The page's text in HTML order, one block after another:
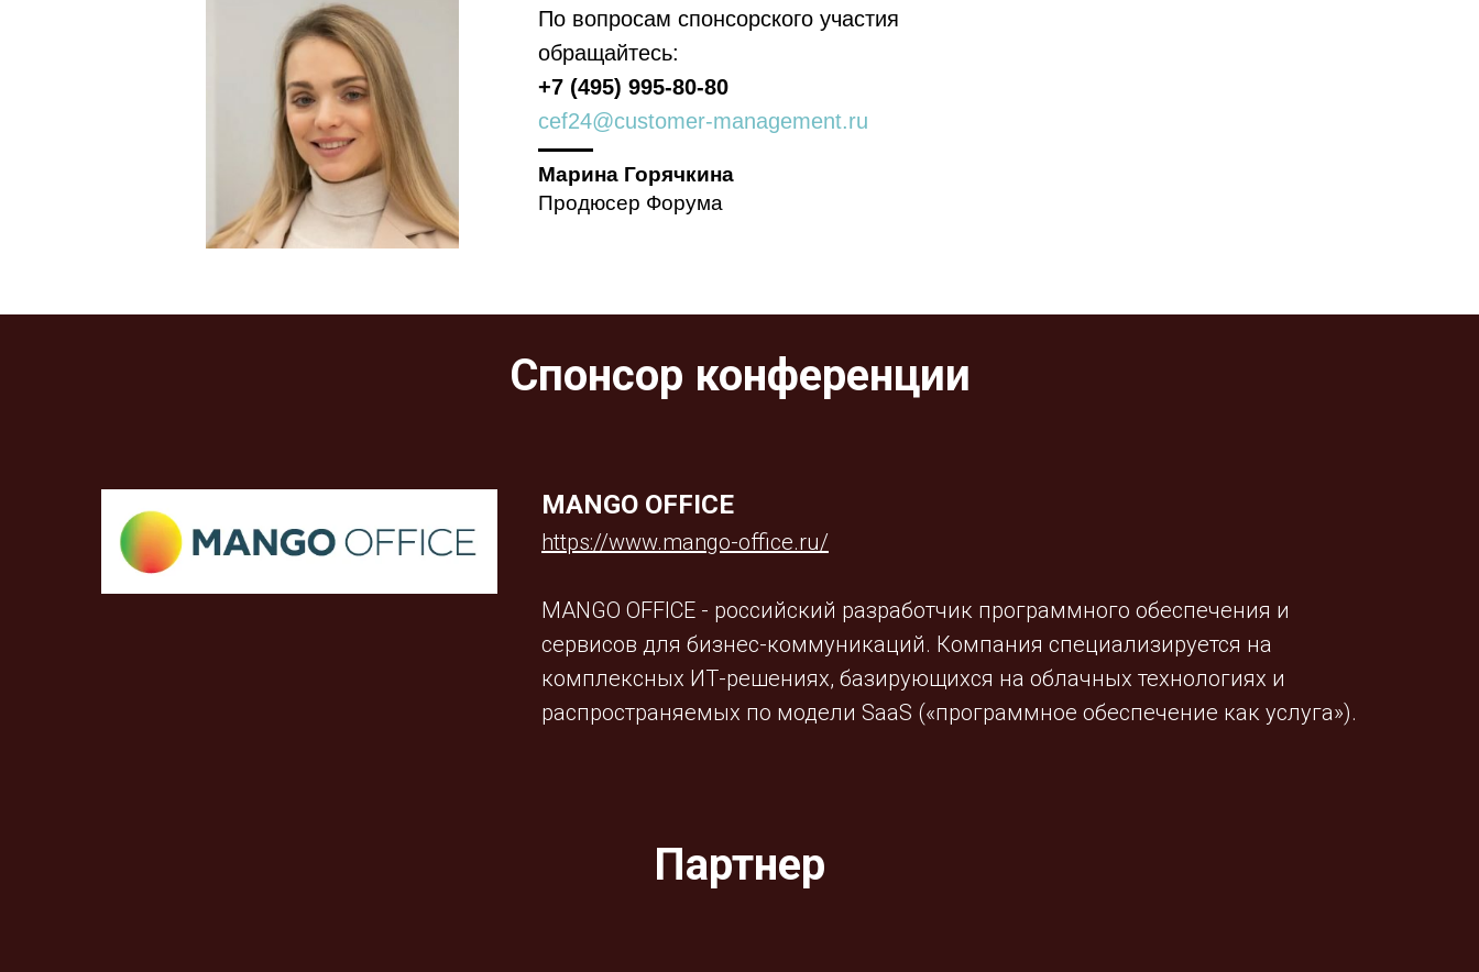
Марина Горячкина
По вопросам спонсорского участия
обращайтесь:
+7 (495) 995-80-80
cef24@customer-management.ru
Продюсер Форума
Спонсор конференции
MANGO OFFICE
https://www.mango-office.ru/
MANGO OFFICE - российский разработчик программного обеспечения и
сервисов для бизнес-коммуникаций. Компания специализируется на
комплексных ИТ-решениях, базирующихся на облачных технологиях и
распространяемых по модели SaaS («программное обеспечение как услуга»).
Партнер